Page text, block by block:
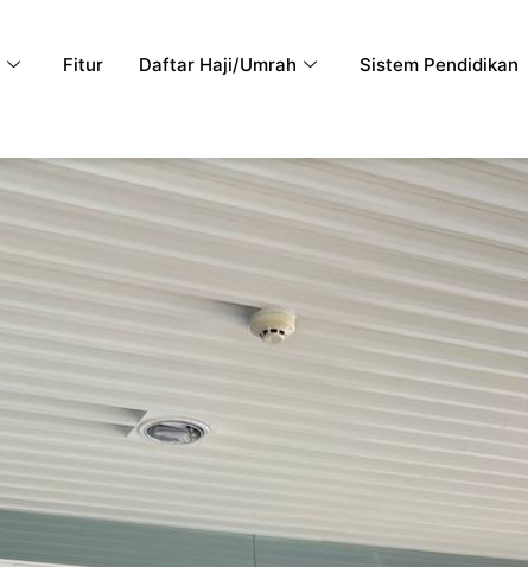
Fitur Daftar Haji/Umrah Sistem Pendidikan